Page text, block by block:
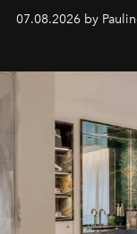
inédites et
générationnel.
07.08.2026 by